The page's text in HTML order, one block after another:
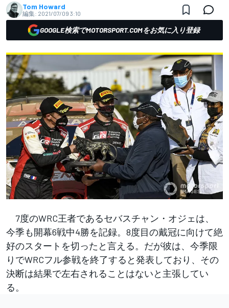
Tom Howard
編集: 2021/07/09 3:10
GOOGLE検索でMOTORSPORT.COMをお気に入り登録
7度のWRC王者であるセバスチャン・オジェは、
今季も開幕6戦中4勝を記録。8度目の戴冠に向けて絶
好のスタートを切ったと言える。だが彼は、今季限
りでWRCフル参戦を終了すると発表しており、その
決断は結果で左右されることはないと主張してい
る。